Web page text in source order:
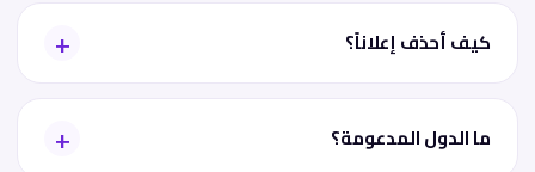
كيف أحذف إعلاناً؟
ما الدول المدعومة؟